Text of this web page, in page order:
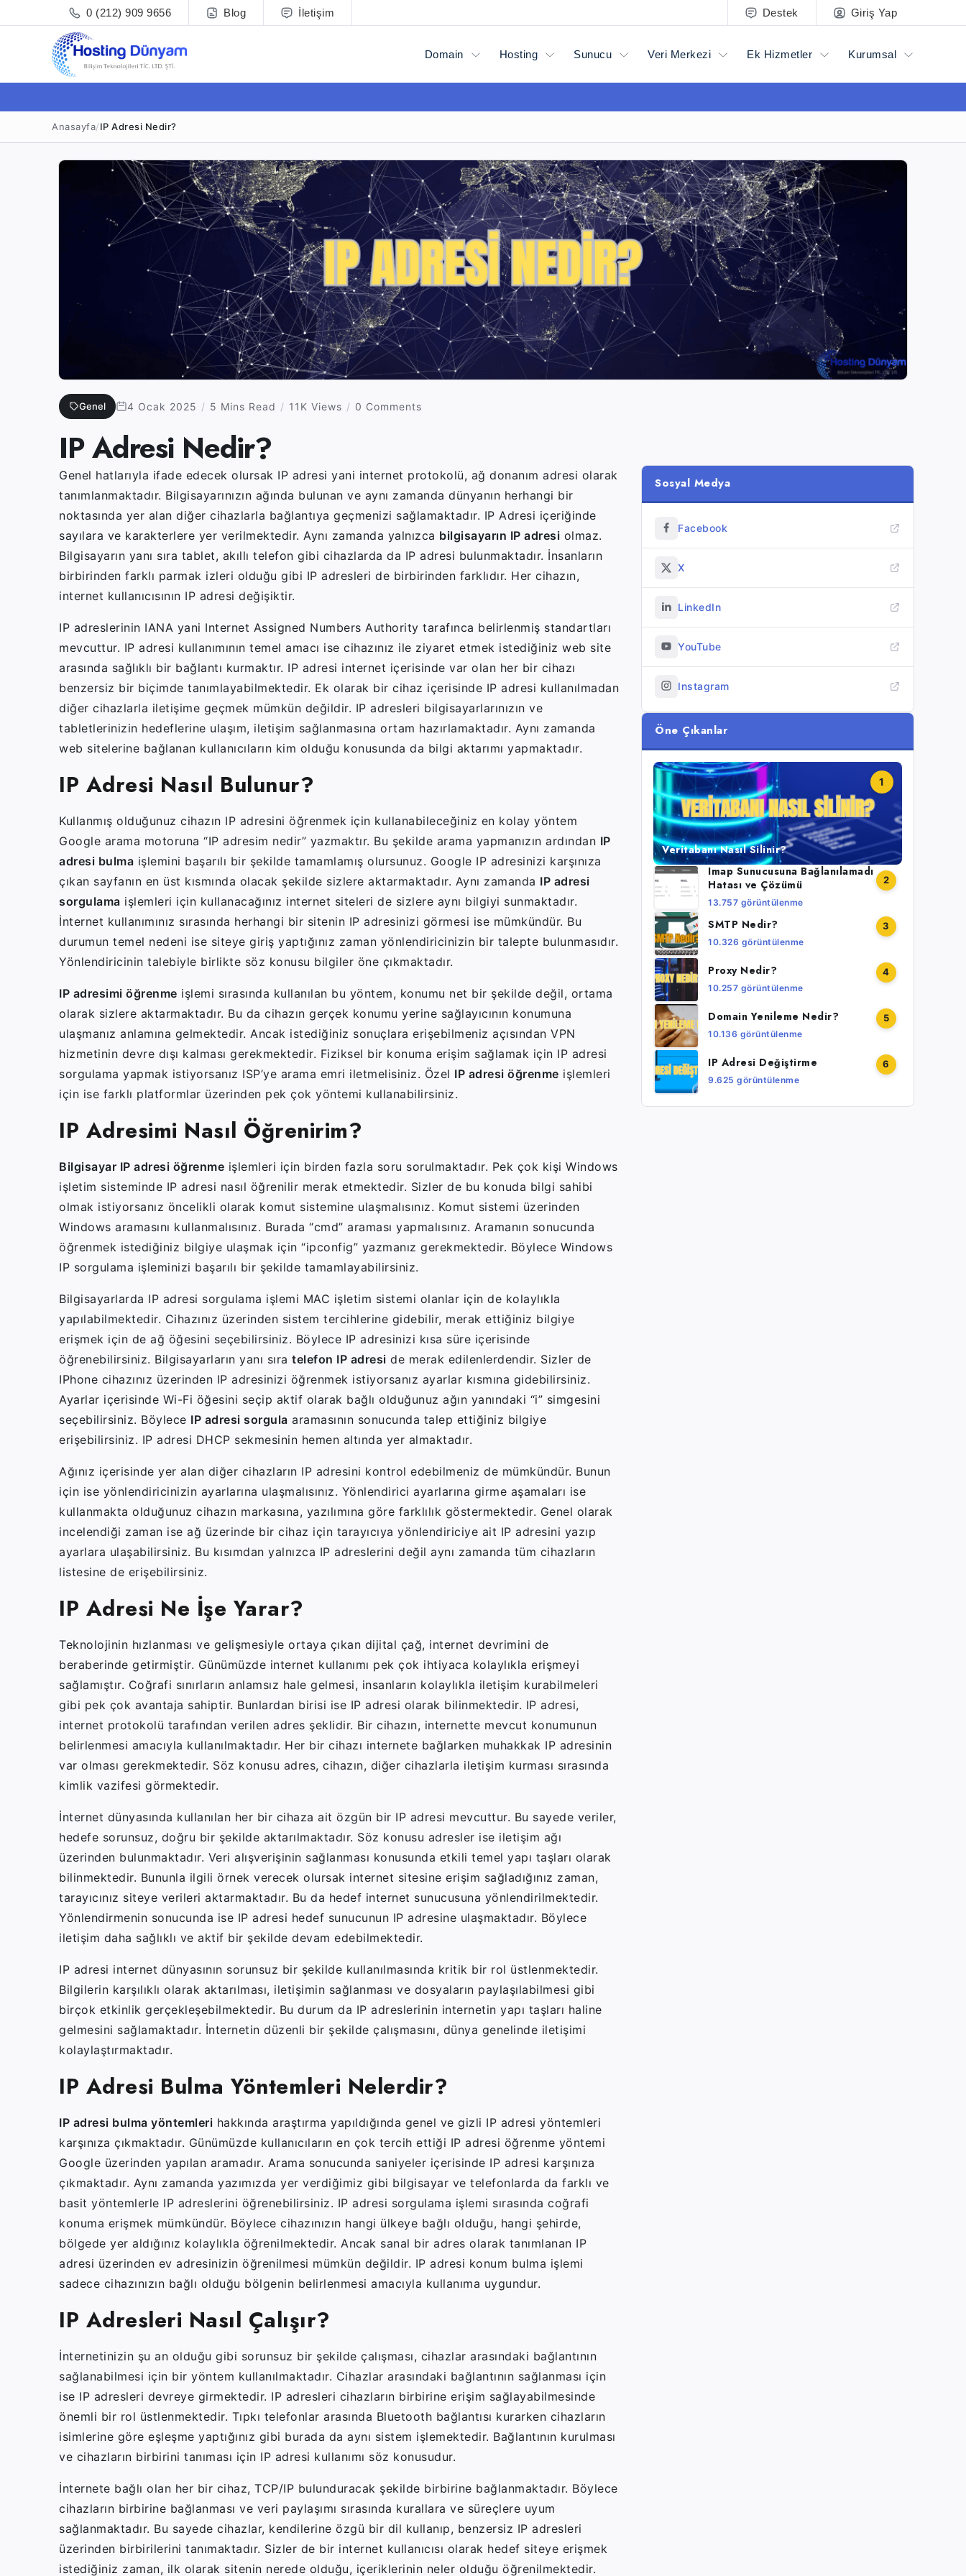
0 (212) 909 9656 Blog İletişim Destek Giriş Yap
Domain Hosting Sunucu Veri Merkezi Ek Hizmetler Kurumsal
Anasayfa/IP Adresi Nedir?
Genel 4 Ocak 2025 5 Mins Read 11K Views 0 Comments
IP Adresi Nedir?
Genel hatlarıyla ifade edecek olursak IP adresi yani internet protokolü, ağ donanım adresi olarak
tanımlanmaktadır. Bilgisayarınızın ağında bulunan ve aynı zamanda dünyanın herhangi bir
noktasında yer alan diğer cihazlarla bağlantıya geçmenizi sağlamaktadır. IP Adresi içeriğinde
sayılara ve karakterlere yer verilmektedir. Aynı zamanda yalnızca bilgisayarın IP adresi olmaz.
Bilgisayarın yanı sıra tablet, akıllı telefon gibi cihazlarda da IP adresi bulunmaktadır. İnsanların
birbirinden farklı parmak izleri olduğu gibi IP adresleri de birbirinden farklıdır. Her cihazın,
internet kullanıcısının IP adresi değişiktir.
IP adreslerinin IANA yani Internet Assigned Numbers Authority tarafınca belirlenmiş standartları
mevcuttur. IP adresi kullanımının temel amacı ise cihazınız ile ziyaret etmek istediğiniz web site
arasında sağlıklı bir bağlantı kurmaktır. IP adresi internet içerisinde var olan her bir cihazı
benzersiz bir biçimde tanımlayabilmektedir. Ek olarak bir cihaz içerisinde IP adresi kullanılmadan
diğer cihazlarla iletişime geçmek mümkün değildir. IP adresleri bilgisayarlarınızın ve
tabletlerinizin hedeflerine ulaşım, iletişim sağlanmasına ortam hazırlamaktadır. Aynı zamanda
web sitelerine bağlanan kullanıcıların kim olduğu konusunda da bilgi aktarımı yapmaktadır.
IP Adresi Nasıl Bulunur?
Kullanmış olduğunuz cihazın IP adresini öğrenmek için kullanabileceğiniz en kolay yöntem
Google arama motoruna “IP adresim nedir” yazmaktır. Bu şekilde arama yapmanızın ardından IP
adresi bulma işlemini başarılı bir şekilde tamamlamış olursunuz. Google IP adresinizi karşınıza
çıkan sayfanın en üst kısmında olacak şekilde sizlere aktarmaktadır. Aynı zamanda IP adresi
sorgulama işlemleri için kullanacağınız internet siteleri de sizlere aynı bilgiyi sunmaktadır.
İnternet kullanımınız sırasında herhangi bir sitenin IP adresinizi görmesi ise mümkündür. Bu
durumun temel nedeni ise siteye giriş yaptığınız zaman yönlendiricinizin bir talepte bulunmasıdır.
Yönlendiricinin talebiyle birlikte söz konusu bilgiler öne çıkmaktadır.
IP adresimi öğrenme işlemi sırasında kullanılan bu yöntem, konumu net bir şekilde değil, ortama
olarak sizlere aktarmaktadır. Bu da cihazın gerçek konumu yerine sağlayıcının konumuna
ulaşmanız anlamına gelmektedir. Ancak istediğiniz sonuçlara erişebilmeniz açısından VPN
hizmetinin devre dışı kalması gerekmektedir. Fiziksel bir konuma erişim sağlamak için IP adresi
sorgulama yapmak istiyorsanız ISP’ye arama emri iletmelisiniz. Özel IP adresi öğrenme işlemleri
için ise farklı platformlar üzerinden pek çok yöntemi kullanabilirsiniz.
IP Adresimi Nasıl Öğrenirim?
Bilgisayar IP adresi öğrenme işlemleri için birden fazla soru sorulmaktadır. Pek çok kişi Windows
işletim sisteminde IP adresi nasıl öğrenilir merak etmektedir. Sizler de bu konuda bilgi sahibi
olmak istiyorsanız öncelikli olarak komut sistemine ulaşmalısınız. Komut sistemi üzerinden
Windows aramasını kullanmalısınız. Burada “cmd” araması yapmalısınız. Aramanın sonucunda
öğrenmek istediğiniz bilgiye ulaşmak için “ipconfig” yazmanız gerekmektedir. Böylece Windows
IP sorgulama işleminizi başarılı bir şekilde tamamlayabilirsiniz.
Bilgisayarlarda IP adresi sorgulama işlemi MAC işletim sistemi olanlar için de kolaylıkla
yapılabilmektedir. Cihazınız üzerinden sistem tercihlerine gidebilir, merak ettiğiniz bilgiye
erişmek için de ağ öğesini seçebilirsiniz. Böylece IP adresinizi kısa süre içerisinde
öğrenebilirsiniz. Bilgisayarların yanı sıra telefon IP adresi de merak edilenlerdendir. Sizler de
IPhone cihazınız üzerinden IP adresinizi öğrenmek istiyorsanız ayarlar kısmına gidebilirsiniz.
Ayarlar içerisinde Wi-Fi öğesini seçip aktif olarak bağlı olduğunuz ağın yanındaki “i” simgesini
seçebilirsiniz. Böylece IP adresi sorgula aramasının sonucunda talep ettiğiniz bilgiye
erişebilirsiniz. IP adresi DHCP sekmesinin hemen altında yer almaktadır.
Ağınız içerisinde yer alan diğer cihazların IP adresini kontrol edebilmeniz de mümkündür. Bunun
için ise yönlendiricinizin ayarlarına ulaşmalısınız. Yönlendirici ayarlarına girme aşamaları ise
kullanmakta olduğunuz cihazın markasına, yazılımına göre farklılık göstermektedir. Genel olarak
incelendiği zaman ise ağ üzerinde bir cihaz için tarayıcıya yönlendiriciye ait IP adresini yazıp
ayarlara ulaşabilirsiniz. Bu kısımdan yalnızca IP adreslerini değil aynı zamanda tüm cihazların
listesine de erişebilirsiniz.
IP Adresi Ne İşe Yarar?
Teknolojinin hızlanması ve gelişmesiyle ortaya çıkan dijital çağ, internet devrimini de
beraberinde getirmiştir. Günümüzde internet kullanımı pek çok ihtiyaca kolaylıkla erişmeyi
sağlamıştır. Coğrafi sınırların anlamsız hale gelmesi, insanların kolaylıkla iletişim kurabilmeleri
gibi pek çok avantaja sahiptir. Bunlardan birisi ise IP adresi olarak bilinmektedir. IP adresi,
internet protokolü tarafından verilen adres şeklidir. Bir cihazın, internette mevcut konumunun
belirlenmesi amacıyla kullanılmaktadır. Her bir cihazı internete bağlarken muhakkak IP adresinin
var olması gerekmektedir. Söz konusu adres, cihazın, diğer cihazlarla iletişim kurması sırasında
kimlik vazifesi görmektedir.
İnternet dünyasında kullanılan her bir cihaza ait özgün bir IP adresi mevcuttur. Bu sayede veriler,
hedefe sorunsuz, doğru bir şekilde aktarılmaktadır. Söz konusu adresler ise iletişim ağı
üzerinden bulunmaktadır. Veri alışverişinin sağlanması konusunda etkili temel yapı taşları olarak
bilinmektedir. Bununla ilgili örnek verecek olursak internet sitesine erişim sağladığınız zaman,
tarayıcınız siteye verileri aktarmaktadır. Bu da hedef internet sunucusuna yönlendirilmektedir.
Yönlendirmenin sonucunda ise IP adresi hedef sunucunun IP adresine ulaşmaktadır. Böylece
iletişim daha sağlıklı ve aktif bir şekilde devam edebilmektedir.
IP adresi internet dünyasının sorunsuz bir şekilde kullanılmasında kritik bir rol üstlenmektedir.
Bilgilerin karşılıklı olarak aktarılması, iletişimin sağlanması ve dosyaların paylaşılabilmesi gibi
birçok etkinlik gerçekleşebilmektedir. Bu durum da IP adreslerinin internetin yapı taşları haline
gelmesini sağlamaktadır. İnternetin düzenli bir şekilde çalışmasını, dünya genelinde iletişimi
kolaylaştırmaktadır.
IP Adresi Bulma Yöntemleri Nelerdir?
IP adresi bulma yöntemleri hakkında araştırma yapıldığında genel ve gizli IP adresi yöntemleri
karşınıza çıkmaktadır. Günümüzde kullanıcıların en çok tercih ettiği IP adresi öğrenme yöntemi
Google üzerinden yapılan aramadır. Arama sonucunda saniyeler içerisinde IP adresi karşınıza
çıkmaktadır. Aynı zamanda yazımızda yer verdiğimiz gibi bilgisayar ve telefonlarda da farklı ve
basit yöntemlerle IP adreslerini öğrenebilirsiniz. IP adresi sorgulama işlemi sırasında coğrafi
konuma erişmek mümkündür. Böylece cihazınızın hangi ülkeye bağlı olduğu, hangi şehirde,
bölgede yer aldığınız kolaylıkla öğrenilmektedir. Ancak sanal bir adres olarak tanımlanan IP
adresi üzerinden ev adresinizin öğrenilmesi mümkün değildir. IP adresi konum bulma işlemi
sadece cihazınızın bağlı olduğu bölgenin belirlenmesi amacıyla kullanıma uygundur.
IP Adresleri Nasıl Çalışır?
İnternetinizin şu an olduğu gibi sorunsuz bir şekilde çalışması, cihazlar arasındaki bağlantının
sağlanabilmesi için bir yöntem kullanılmaktadır. Cihazlar arasındaki bağlantının sağlanması için
ise IP adresleri devreye girmektedir. IP adresleri cihazların birbirine erişim sağlayabilmesinde
önemli bir rol üstlenmektedir. Tıpkı telefonlar arasında Bluetooth bağlantısı kurarken cihazların
isimlerine göre eşleşme yaptığınız gibi burada da aynı sistem işlemektedir. Bağlantının kurulması
ve cihazların birbirini tanıması için IP adresi kullanımı söz konusudur.
İnternete bağlı olan her bir cihaz, TCP/IP bulunduracak şekilde birbirine bağlanmaktadır. Böylece
cihazların birbirine bağlanması ve veri paylaşımı sırasında kurallara ve süreçlere uyum
sağlanmaktadır. Bu sayede cihazlar, kendilerine özgü bir dil kullanıp, benzersiz IP adresleri
üzerinden birbirilerini tanımaktadır. Sizler de bir internet kullanıcısı olarak hedef siteye erişmek
istediğiniz zaman, ilk olarak sitenin nerede olduğu, içeriklerinin neler olduğu öğrenilmektedir.
Sosyal Medya
Facebook
X
LinkedIn
YouTube
Instagram
Öne Çıkanlar
1
Veritabanı Nasıl Silinir?
2
Imap Sunucusuna Bağlanılamadı
Hatası ve Çözümü
13.757 görüntülenme
3
SMTP Nedir?
10.326 görüntülenme
4
Proxy Nedir?
10.257 görüntülenme
5
Domain Yenileme Nedir?
10.136 görüntülenme
6
IP Adresi Değiştirme
9.625 görüntülenme